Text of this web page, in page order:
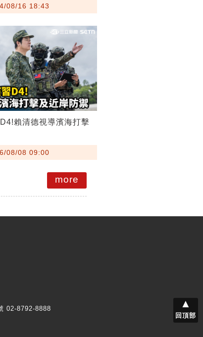
08/16 18:43
賴清德視導濱海打擊
08/08 09:00
more
02-8792-8888 ▲
回頂部